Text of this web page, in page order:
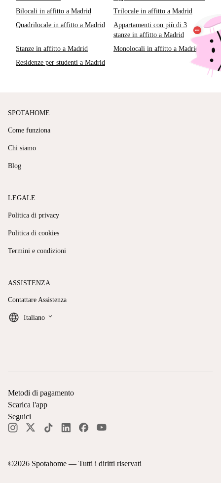
Bilocali in affitto a Madrid
Trilocale in affitto a Madrid
Quadrilocale in affitto a Madrid
Appartamenti con più di 3
stanze in affitto a Madrid
Stanze in affitto a Madrid
Monolocali in affitto a Madrid
Residenze per studenti a Madrid
SPOTAHOME
Come funziona
Chi siamo
Blog
LEGALE
Politica di privacy
Politica di cookies
Termini e condizioni
ASSISTENZA
Contattare Assistenza
Italiano keyboard_arrow_down
©2026 Spotahome — Tutti i diritti riservati
Metodi di pagamento
Scarica l'app
Seguici